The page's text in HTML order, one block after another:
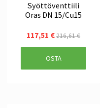
Syöttöventtiili
Oras DN 15/Cu15
117,51 €216,61 €
OSTA